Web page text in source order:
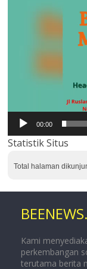
00:00
Statistik Situs
Total halaman
Kami
perkembangan
terutama berita